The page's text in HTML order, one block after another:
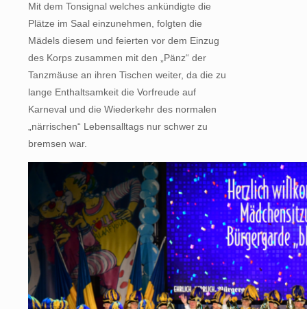
Mit dem Tonsignal welches ankündigte die
Plätze im Saal einzunehmen, folgten die
Mädels diesem und feierten vor dem Einzug
des Korps zusammen mit den „Pänz“ der
Tanzmäuse an ihren Tischen weiter, da die zu
lange Enthaltsamkeit die Vorfreude auf
Karneval und die Wiederkehr des normalen
„närrischen“ Lebensalltags nur schwer zu
bremsen war.